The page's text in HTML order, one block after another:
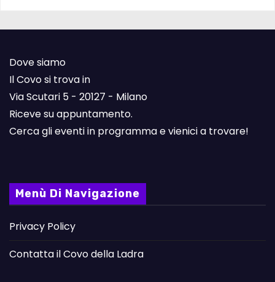
Dove siamo
Il Covo si trova in
Via Scutari 5 - 20127 - Milano
Riceve su appuntamento.
Cerca gli eventi in programma e vienici a trovare!
Menù Di Navigazione
Privacy Policy
Contatta il Covo della Ladra